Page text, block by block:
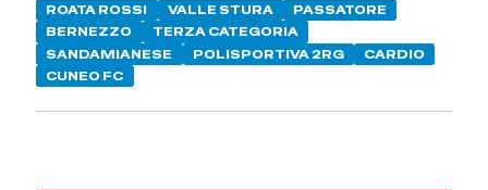
ROATA ROSSI VALLE STURA
PASSATORE
BERNEZZO
TERZA CATEGORIA
SANDAMIANESE
POLISPORTIVA 2RG
CARDIO
CUNEO FC